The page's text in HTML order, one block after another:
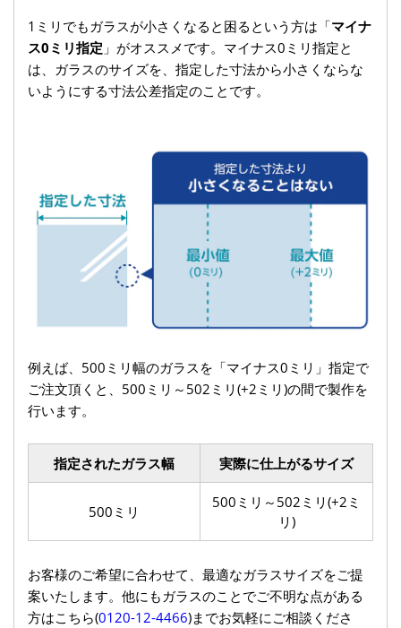
1ミリでもガラスが小さくなると困るという方は「マイナ
ス0ミリ指定 」がオススメです。マイナス0ミリ指定と
は、ガラスのサイズを、指定した寸法から小さくならな
いようにする寸法公差指定のことです。
例えば、500ミリ幅のガラスを「マイナス0ミリ」指定で
ご注文頂くと、500ミリ～502ミリ(+2ミリ)の間で製作を
行います。
指定されたガラス幅 実際に仕上がるサイズ
500ミリ
500ミリ～502ミリ(+2ミ
リ)
お客様のご希望に合わせて、最適なガラスサイズをご提
案いたします。他にもガラスのことでご不明な点がある
方はこちら(0120-12-4466)までお気軽にご相談くださ